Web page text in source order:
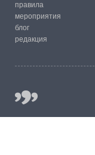
правила
мероприятия
блог
редакция